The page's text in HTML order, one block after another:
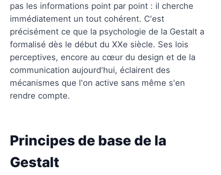
Applications concrètes de la Gestalt
Impact de la Gestalt sur la cognition
Questions fréquentes
pas les informations point par point : il cherche
immédiatement un tout cohérent. C'est
précisément ce que la psychologie de la Gestalt a
formalisé dès le début du XXe siècle. Ses lois
perceptives, encore au cœur du design et de la
communication aujourd'hui, éclairent des
mécanismes que l'on active sans même s'en
rendre compte.
Principes de base de la
Gestalt